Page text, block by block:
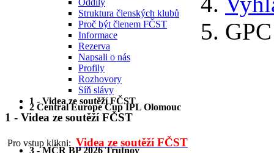
Oddíly
Struktura členských klubů
Proč být členem FČST
Informace
Rezerva
Napsali o nás
Profily
Rozhovory
Síň slávy
1 - Videa ze soutěží FČST
2 Central Europe Cup IPL Olomouc
3 - MČR BP 2026 Trutnov
1 - Videa ze soutěží FČST
Pro vstup klikni: Videa ze soutěží FČST